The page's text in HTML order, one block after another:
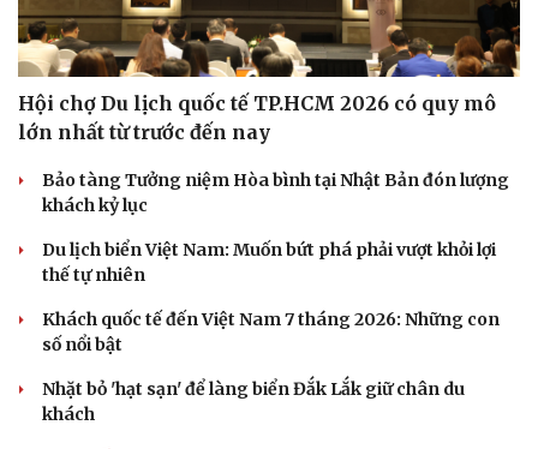
Hội chợ Du lịch quốc tế TP.HCM 2026 có quy mô
lớn nhất từ trước đến nay
Bảo tàng Tưởng niệm Hòa bình tại Nhật Bản đón lượng
khách kỷ lục
Du lịch biển Việt Nam: Muốn bứt phá phải vượt khỏi lợi
thế tự nhiên
Khách quốc tế đến Việt Nam 7 tháng 2026: Những con
số nổi bật
Nhặt bỏ 'hạt sạn' để làng biển Đắk Lắk giữ chân du
khách